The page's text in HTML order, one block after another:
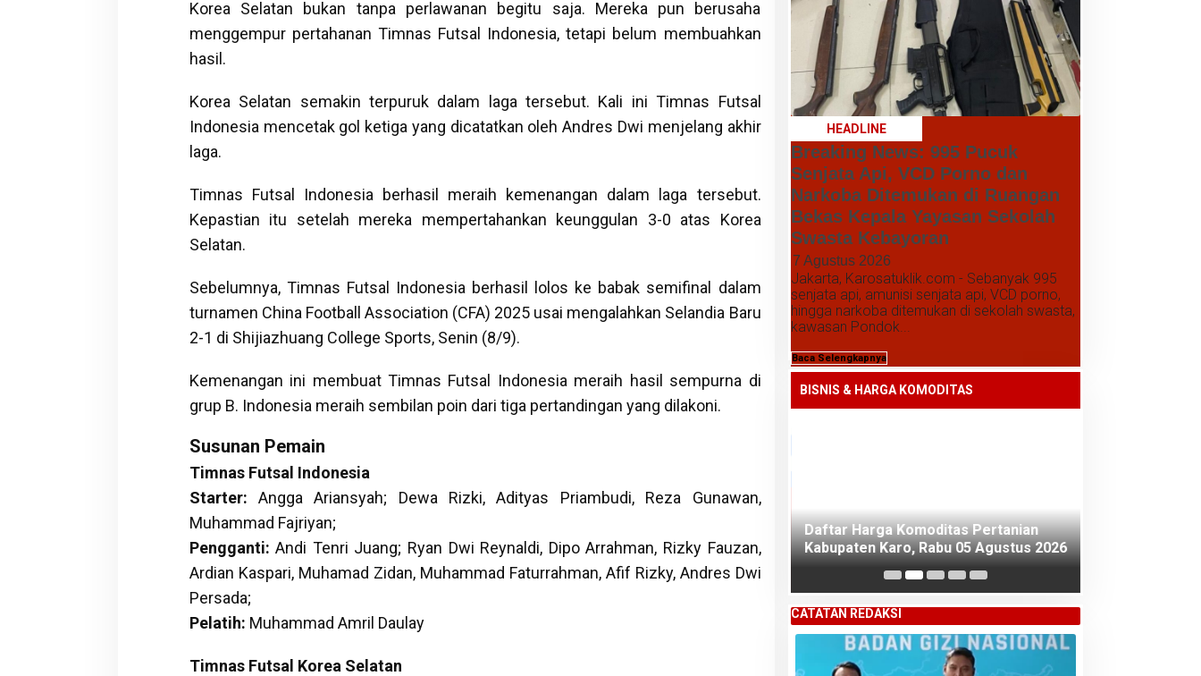
Korea Selatan bukan tanpa perlawanan begitu saja. Mereka pun berusaha
menggempur pertahanan Timnas Futsal Indonesia, tetapi belum membuahkan
hasil.
Korea Selatan semakin terpuruk dalam laga tersebut. Kali ini Timnas Futsal
Indonesia mencetak gol ketiga yang dicatatkan oleh Andres Dwi menjelang akhir
laga.
Timnas Futsal Indonesia berhasil meraih kemenangan dalam laga tersebut.
Kepastian itu setelah mereka mempertahankan keunggulan 3-0 atas Korea
Selatan.
Sebelumnya, Timnas Futsal Indonesia berhasil lolos ke babak semifinal dalam
turnamen China Football Association (CFA) 2025 usai mengalahkan Selandia Baru
2-1 di Shijiazhuang College Sports, Senin (8/9).
Kemenangan ini membuat Timnas Futsal Indonesia meraih hasil sempurna di
grup B. Indonesia meraih sembilan poin dari tiga pertandingan yang dilakoni.
Susunan Pemain
Timnas Futsal Indonesia
Starter: Angga Ariansyah; Dewa Rizki, Adityas Priambudi, Reza Gunawan,
Muhammad Fajriyan;
Pengganti: Andi Tenri Juang; Ryan Dwi Reynaldi, Dipo Arrahman, Rizky Fauzan,
Ardian Kaspari, Muhamad Zidan, Muhammad Faturrahman, Afif Rizky, Andres Dwi
Persada;
Pelatih: Muhammad Amril Daulay
Timnas Futsal Korea Selatan
HEADLINE
Breaking News: 995 Pucuk
Senjata Api, VCD Porno dan
Narkoba Ditemukan di Ruangan
Bekas Kepala Yayasan Sekolah
Swasta Kebayoran
7 Agustus 2026
Jakarta, Karosatuklik.com - Sebanyak 995
senjata api, amunisi senjata api, VCD porno,
hingga narkoba ditemukan di sekolah swasta,
kawasan Pondok...
Baca Selengkapnya
BISNIS & HARGA KOMODITAS
Kabupaten Karo, Kamis 06 Agustus
2026
Daftar Harga Komoditas Pertanian
Kabupaten Karo, Rabu 05 Agustus 2026
CATATAN REDAKSI